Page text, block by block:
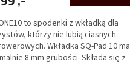
to spodenki z wkładką dla
którzy nie lubią ciasnych
Wkładka SQ-Pad 10 ma
8 mm grubości. Składa się z